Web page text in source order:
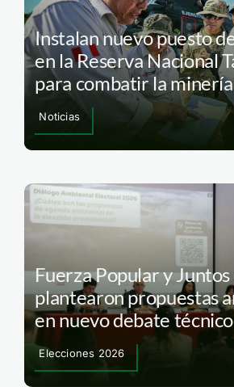
Instalan nuevo puesto
en la Reserva Nacional
para combatir la
Noticias
Fuerza Popular y
plantearon propuestas
en nuevo debate técnico
Elecciones 2026